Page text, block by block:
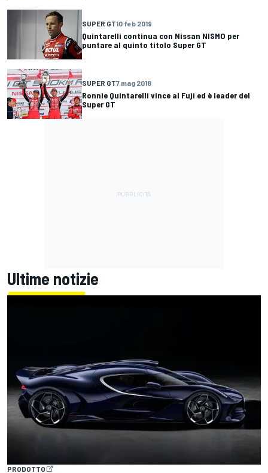
SUPER GT10 feb 2019
Quintarelli continua con Nissan NISMO per
puntare al quinto titolo Super GT
SUPER GT7 mag 2018
Ronnie Quintarelli vince al Fuji ed è leader del
Super GT
Ultime notizie
PRODOTTO